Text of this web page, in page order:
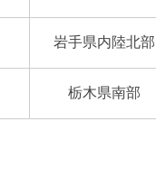
岩手県内陸北部
栃木県南部